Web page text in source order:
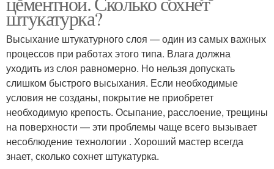
штукатурка?
Высыхание штукатурного слоя — один из самых важных
процессов при работах этого типа. Влага должна
уходить из слоя равномерно. Но нельзя допускать
слишком быстрого высыхания. Если необходимые
условия не созданы, покрытие не приобретет
необходимую крепость. Осыпание, расслоение, трещины
на поверхности — эти проблемы чаще всего вызывает
несоблюдение технологии . Хороший мастер всегда
знает, сколько сохнет штукатурка.